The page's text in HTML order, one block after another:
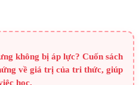
không bị áp lực? Cuốn sách
về giá trị của tri thức, giúp
học.